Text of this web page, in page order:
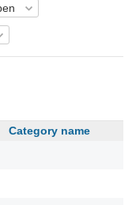
Category name